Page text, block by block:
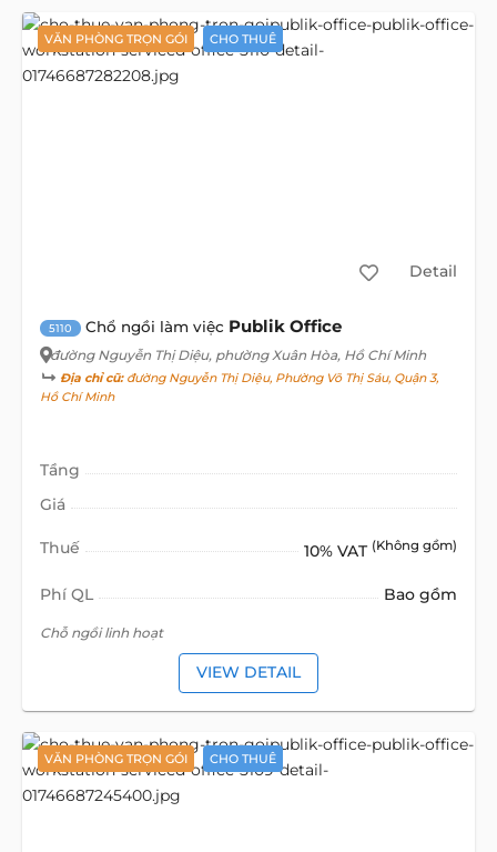
VĂN PHÒNG TRỌN GÓI CHO THUÊ
Detail
5110 Chổ ngồi làm việc Publik Office
đường Nguyễn Thị Diệu, phường Xuân Hòa, Hồ Chí Minh
Địa chỉ cũ:đường Nguyễn Thị Diệu, Phường Võ Thị Sáu, Quận 3,
Hồ Chí Minh
Tầng
Giá
Thuế 10% VAT (Không gồm)
Phí QL Bao gồm
Chỗ ngồi linh hoạt
VIEW DETAIL
VĂN PHÒNG TRỌN GÓI CHO THUÊ